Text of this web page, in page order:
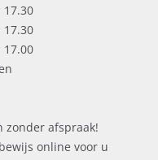
17.30
17.30
17.00
zonder afspraak!
online voor u